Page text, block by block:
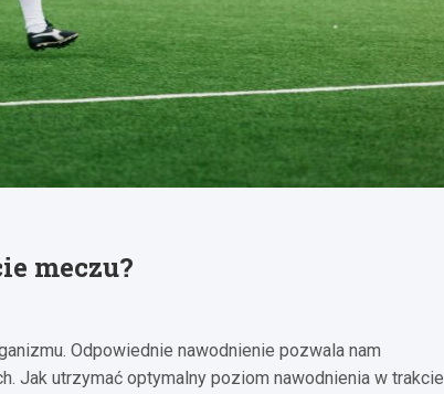
meczu?
Odpowiednie nawodnienie pozwala nam
Jak utrzymać optymalny poziom nawodnienia w trakcie